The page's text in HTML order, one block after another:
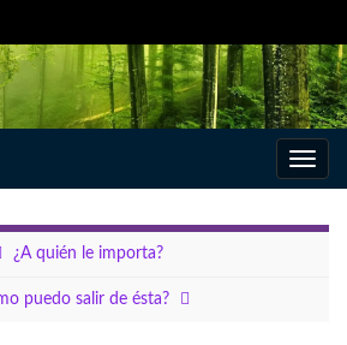
la
¿A quién le importa?
puedo salir de ésta?